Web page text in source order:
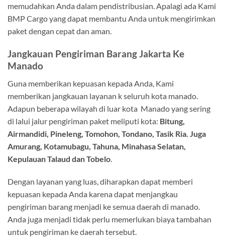
memudahkan Anda dalam pendistribusian. Apalagi ada Kami
BMP Cargo yang dapat membantu Anda untuk mengirimkan
paket dengan cepat dan aman.
Jangkauan Pengiriman Barang Jakarta Ke
Manado
Guna memberikan kepuasan kepada Anda, Kami
memberikan jangkauan layanan k seluruh kota manado.
Adapun beberapa wilayah di luar kota Manado yang sering
di lalui jalur pengiriman paket meliputi kota: Bitung,
Airmandidi, Pineleng, Tomohon, Tondano, Tasik Ria. Juga
Amurang, Kotamubagu, Tahuna, Minahasa Selatan,
Kepulauan Talaud dan Tobelo
Dengan layanan yang luas, diharapkan dapat memberi
kepuasan kepada Anda karena dapat menjangkau
pengiriman barang menjadi ke semua daerah di manado.
Anda juga menjadi tidak perlu memerlukan biaya tambahan
untuk pengiriman ke daerah tersebut.